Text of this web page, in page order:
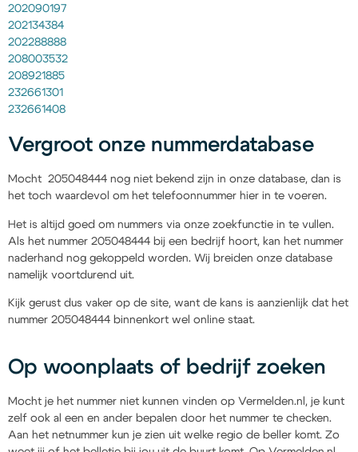
202090197
202134384
202288888
208003532
208921885
232661301
232661408
Vergroot onze nummerdatabase
Mocht 205048444 nog niet bekend zijn in onze database, dan is
het toch waardevol om het telefoonnummer hier in te voeren.
Het is altijd goed om nummers via onze zoekfunctie in te vullen.
Als het nummer 205048444 bij een bedrijf hoort, kan het nummer
naderhand nog gekoppeld worden. Wij breiden onze database
namelijk voortdurend uit.
Kijk gerust dus vaker op de site, want de kans is aanzienlijk dat het
nummer 205048444 binnenkort wel online staat.
Op woonplaats of bedrijf zoeken
Mocht je het nummer niet kunnen vinden op Vermelden.nl, je kunt
zelf ook al een en ander bepalen door het nummer te checken.
Aan het netnummer kun je zien uit welke regio de beller komt. Zo